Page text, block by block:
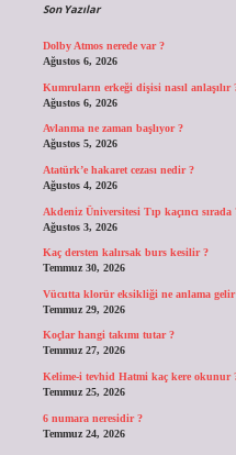
Son Yazılar
Dolby Atmos nerede var ?
Ağustos 6, 2026
Kumruların erkeği dişisi nasıl anlaşılır
Ağustos 6, 2026
Avlanma ne zaman başlıyor ?
Ağustos 5, 2026
Atatürk’e hakaret cezası nedir ?
Ağustos 4, 2026
Akdeniz Üniversitesi Tıp kaçıncı sırada
Ağustos 3, 2026
Kaç dersten kalırsak burs kesilir ?
Temmuz 30, 2026
Vücutta klorür eksikliği ne anlama gelir
Temmuz 29, 2026
Koçlar hangi takımı tutar ?
Temmuz 27, 2026
Kelime-i tevhid Hatmi kaç kere okunur
Temmuz 25, 2026
6 numara neresidir ?
Temmuz 24, 2026